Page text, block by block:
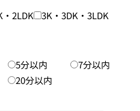
2LDK
3K・3DK・3LDK
5分以内
7分以内
20分以内